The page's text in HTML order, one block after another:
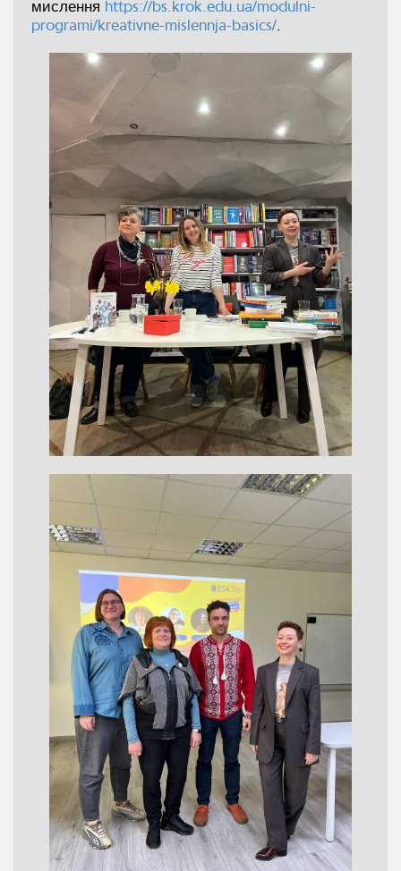
мислення https://bs.krok.edu.ua/modulni-
programi/kreativne-mislennja-basics/.